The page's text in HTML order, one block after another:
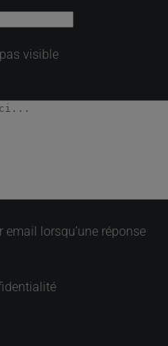
visible
lorsqu’une réponse